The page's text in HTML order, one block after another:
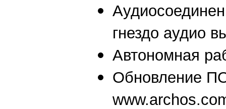
гнездо аудио
Автономная
Обновление